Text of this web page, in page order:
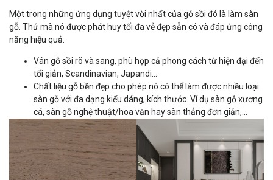
Một trong những ứng dụng tuyệt vời nhất của gỗ sồi đó là làm sàn
gỗ. Thứ mà nó được phát huy tối đa vẻ đẹp sẵn có và đáp ứng công
năng hiệu quả:
Vân gỗ sồi rõ và sang, phù hợp cả phong cách từ hiện đại đến
tối giản, Scandinavian, Japandi...
Chất liệu gỗ bền đẹp cho phép nó có thể làm được nhiều loại
sàn gỗ với đa dạng kiểu dáng, kích thước. Ví dụ sàn gỗ xương
cá, sàn gỗ nghệ thuật/hoa văn hay sàn thẳng đơn giản,...